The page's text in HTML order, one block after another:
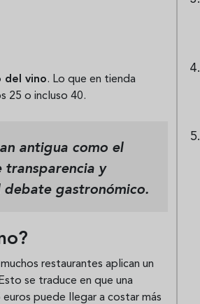
del vino. Lo que en tienda
25 o incluso 40.
antigua como el
y
debate gastronómico.
restaurantes aplican un
se traduce en que una
puede llegar a costar más